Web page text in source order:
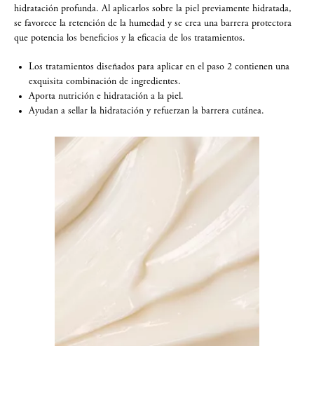
hidratación profunda.​ Al aplicarlos sobre la piel previamente hidratada,
se favorece la retención de la humedad y se crea una barrera protectora
que potencia los beneficios y la eficacia de los tratamientos.​​​
Los tratamientos diseñados para aplicar en el paso 2 contienen una
exquisita combinación de ingredientes.
Aporta nutrición e hidratación a la piel.
Ayudan a sellar la hidratación y refuerzan la barrera cutánea.​